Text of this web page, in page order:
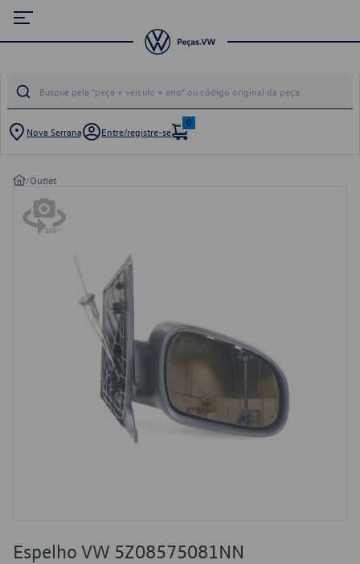
Nova Serrana Entre/registre-se
0
/Outlet
Espelho VW 5Z08575081NN